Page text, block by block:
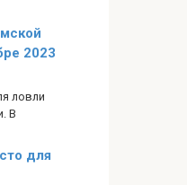
2023
ловли
В
для